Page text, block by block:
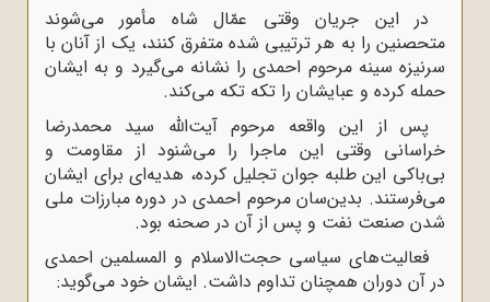
در این جریان وقتی عمّال شاه مأمور می‌شوند
متحصنین را به هر ترتیبی شده متفرق کنند، یک از آنان با
سرنیزه سینه مرحوم احمدی را نشانه می‌گیرد و به ایشان
حمله کرده و عبایشان را تکه تکه می‌کند.
پس از این واقعه مرحوم آیت‌الله سید محمدرضا
خراسانی وقتی این ماجرا را می‌شنود از مقاومت و
بی‌باکی این طلبه جوان تجلیل کرده، هدیه‌ای برای ایشان
می‌فرستند. بدین‌سان مرحوم احمدی در دوره مبارزات ملی
شدن صنعت نفت و پس از آن در صحنه بود.
فعالیت‌های سیاسی حجت‌الاسلام و المسلمین احمدی
در آن دوران همچنان تداوم داشت. ایشان خود می‌گوید: